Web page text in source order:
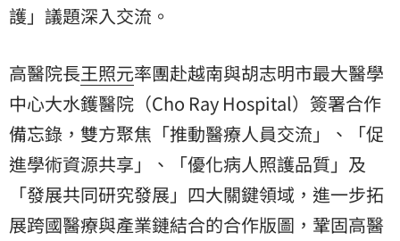
護」議題深入交流。
高醫院長王照元率團赴越南與胡志明市最大醫學
中心大水鑊醫院（Cho Ray Hospital）簽署合作
備忘錄，雙方聚焦「推動醫療人員交流」、「促
進學術資源共享」、「優化病人照護品質」及
「發展共同研究發展」四大關鍵領域，進一步拓
展跨國醫療與產業鏈結合的合作版圖，鞏固高醫